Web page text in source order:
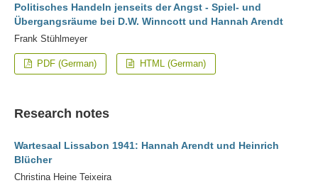
Politisches Handeln jenseits der Angst - Spiel- und
Übergangsräume bei D.W. Winncott und Hannah Arendt
Frank Stühlmeyer
PDF (German) HTML (German)
Research notes
Wartesaal Lissabon 1941: Hannah Arendt und Heinrich
Blücher
Christina Heine Teixeira